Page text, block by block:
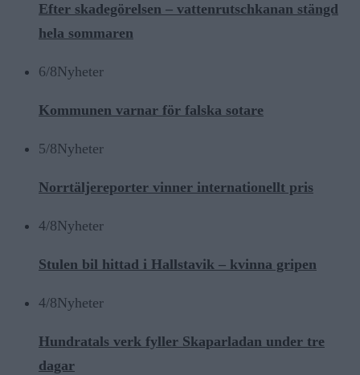
Efter skadegörelsen – vattenrutschkanan stängd
hela sommaren
6/8Nyheter
Kommunen varnar för falska sotare
5/8Nyheter
Norrtäljereporter vinner internationellt pris
4/8Nyheter
Stulen bil hittad i Hallstavik – kvinna gripen
4/8Nyheter
Hundratals verk fyller Skaparladan under tre
dagar